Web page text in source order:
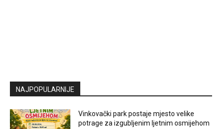
NAJPOPULARNIJE
Vinkovački park postaje mjesto velike
potrage za izgubljenim ljetnim osmijehom